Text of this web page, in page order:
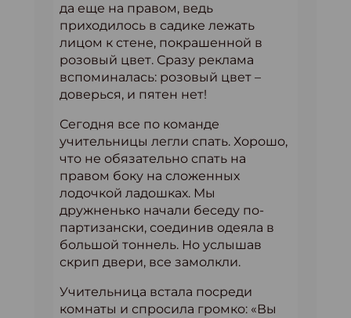
да еще на правом, ведь
приходилось в садике лежать
лицом к стене, покрашенной в
розовый цвет. Сразу реклама
вспоминалась: розовый цвет –
доверься, и пятен нет!
Сегодня все по команде
учительницы легли спать. Хорошо,
что не обязательно спать на
правом боку на сложенных
лодочкой ладошках. Мы
дружненько начали беседу по-
партизански, соединив одеяла в
большой тоннель. Но услышав
скрип двери, все замолкли.
Учительница встала посреди
комнаты и спросила громко: «Вы